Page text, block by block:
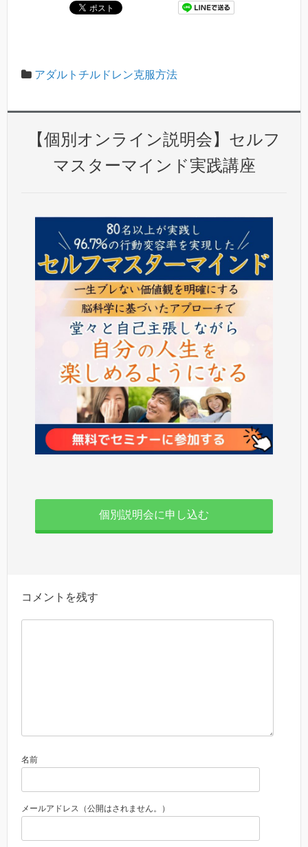
アダルトチルドレン克服方法
【個別オンライン説明会】セルフ
マスターマインド実践講座
個別説明会に申し込む
コメントを残す
名前
メールアドレス（公開はされません。）